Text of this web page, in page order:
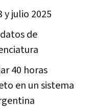
y julio 2025
de
40 horas
en un sistema